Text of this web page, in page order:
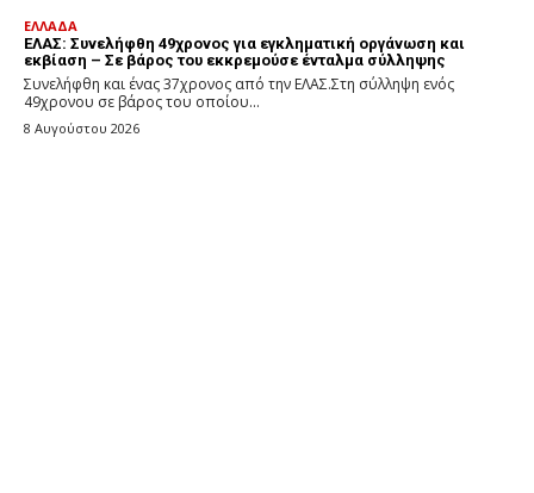
ΕΛΛΑΔΑ
ΕΛΑΣ: Συνελήφθη 49χρονος για εγκληματική οργάνωση και
εκβίαση – Σε βάρος του εκκρεμούσε ένταλμα σύλληψης
Συνελήφθη και ένας 37χρονος από την ΕΛΑΣ.Στη σύλληψη ενός
49χρονου σε βάρος του οποίου...
8 Αυγούστου 2026